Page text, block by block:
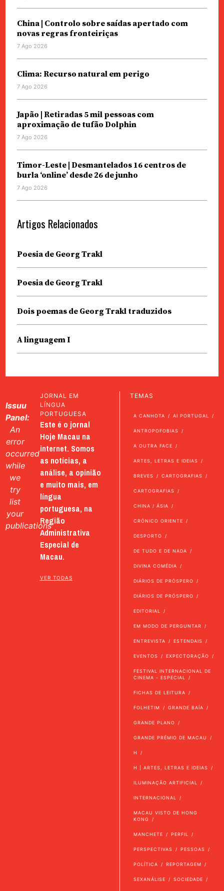
China | Controlo sobre saídas apertado com
novas regras fronteiriças
7 Ago 2026
Clima: Recurso natural em perigo
7 Ago 2026
Japão | Retiradas 5 mil pessoas com
aproximação de tufão Dolphin
7 Ago 2026
Timor-Leste | Desmantelados 16 centros de
burla ‘online’ desde 26 de junho
7 Ago 2026
Artigos Relacionados
Poesia de Georg Trakl
Poesia de Georg Trakl
Dois poemas de Georg Trakl traduzidos
A linguagem I
Issuu
Panel:
An
error
occurred
while
we
try
list
your
publications
JORNAL EM
LÍNGUA
PORTUGUESA
Este é o jornal
Hoje Macau na
internet. Somos
as notícias, a
análise, a opinião
e muito mais, em
língua
portuguesa, na
Região
Administrativa
Especial de
Macau.
VER TODAS
TEMAS
A CANHOTA AI PORTUGAL
ANTROPOFOBIAS
A OUTRA FACE
ARTES, LETRAS E IDEIAS
BREVES CARTOGRAFIAS
CARTOGRAFIAS
CHINA / ÁSIA
CRÓNICO ORIENTE
DESPORTO
DE TUDO E DE NADA
DIVINA COMÉDIA
DIÁRIOS DE PRÓSPERO
DIÁRIOS DE PRÓSPERO
EDITORIAL
EM MODO DE PERGUNTAR
ENTREVISTA ESTENDAIS
EVENTOS EXPECTORAÇÃO
FESTIVAL INTERNACIONAL DE
CINEMA - ESPECIAL
FICHAS DE LEITURA
FOLHETIM GRANDE BAÍA
GRANDE PLANO
GRANDE PRÉMIO DE MACAU
H
H | ARTES, LETRAS E IDEIAS
ILUMINAÇÃO ARTIFICIAL
INTERNACIONAL
MACAU VISTO DE HONG
KONG
MANCHETE PERFIL
PERSPECTIVAS PESSOAS
POLÍTICA REPORTAGEM
SEXANÁLISE SOCIEDADE